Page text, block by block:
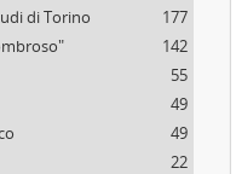
di Torino
177
142
55
49
49
22